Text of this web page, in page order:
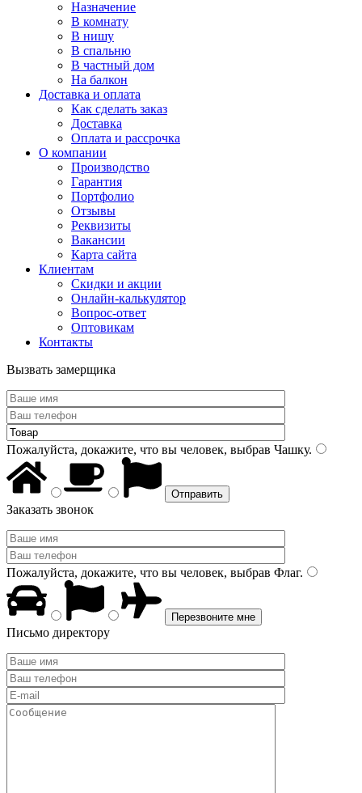
Назначение
В комнату
В нишу
В спальню
В частный дом
На балкон
Доставка и оплата
Как сделать заказ
Доставка
Оплата и рассрочка
О компании
Производство
Гарантия
Портфолио
Отзывы
Реквизиты
Вакансии
Карта сайта
Клиентам
Скидки и акции
Онлайн-калькулятор
Вопрос-ответ
Оптовикам
Контакты
Вызвать замерщика
Пожалуйста, докажите, что вы человек, выбрав Чашку.
Заказать звонок
Пожалуйста, докажите, что вы человек, выбрав Флаг.
Письмо директору